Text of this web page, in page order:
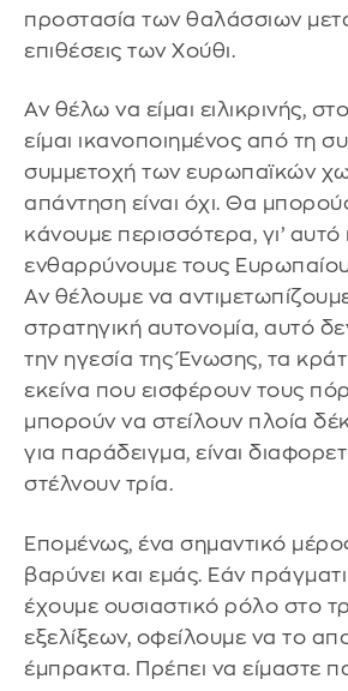
προστασία των θαλάσσιων
επιθέσεις των Χούθι.
Αν θέλω να είμαι ειλικρινής,
είμαι ικανοποιημένος από τη
συμμετοχή των ευρωπαϊκών
απάντηση είναι όχι. Θα
κάνουμε περισσότερα, γι’ αυτό
ενθαρρύνουμε τους
Αν θέλουμε να
στρατηγική αυτονομία, αυτό
την ηγεσία της Ένωσης, τα
εκείνα που εισφέρουν τους
μπορούν να στείλουν πλοία
για παράδειγμα, είναι
στέλνουν τρία.
Επομένως, ένα σημαντικό
βαρύνει και εμάς. Εάν
έχουμε ουσιαστικό ρόλο στο
εξελίξεων, οφείλουμε να το
έμπρακτα. Πρέπει να είμαστε